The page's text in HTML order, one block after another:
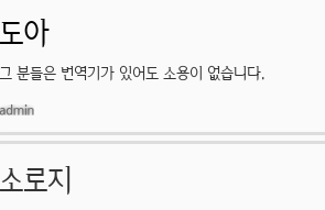
도아
그 분들은 번역기가 있어도 소용이 없습니다.
소로지